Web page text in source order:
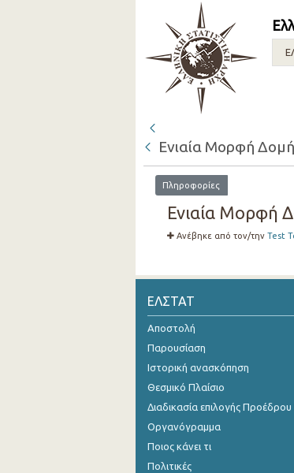
Ενιαία Μορφή
Πληροφορίες
Ενιαία Μορφή
Ανέβηκε από τον/την Test
ΕΛΣΤΑΤ
Αποστολή
Παρουσίαση
Ιστορική ανασκόπηση
Θεσμικό Πλαίσιο
Διαδικασία επιλογής
Οργανόγραμμα
Ποιος κάνει τι
Πολιτικές